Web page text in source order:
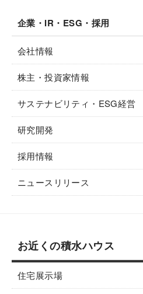
企業・IR・ESG・採用
会社情報
株主・投資家情報
サステナビリティ・ESG経営
研究開発
採用情報
ニュースリリース
お近くの積水ハウス
住宅展示場